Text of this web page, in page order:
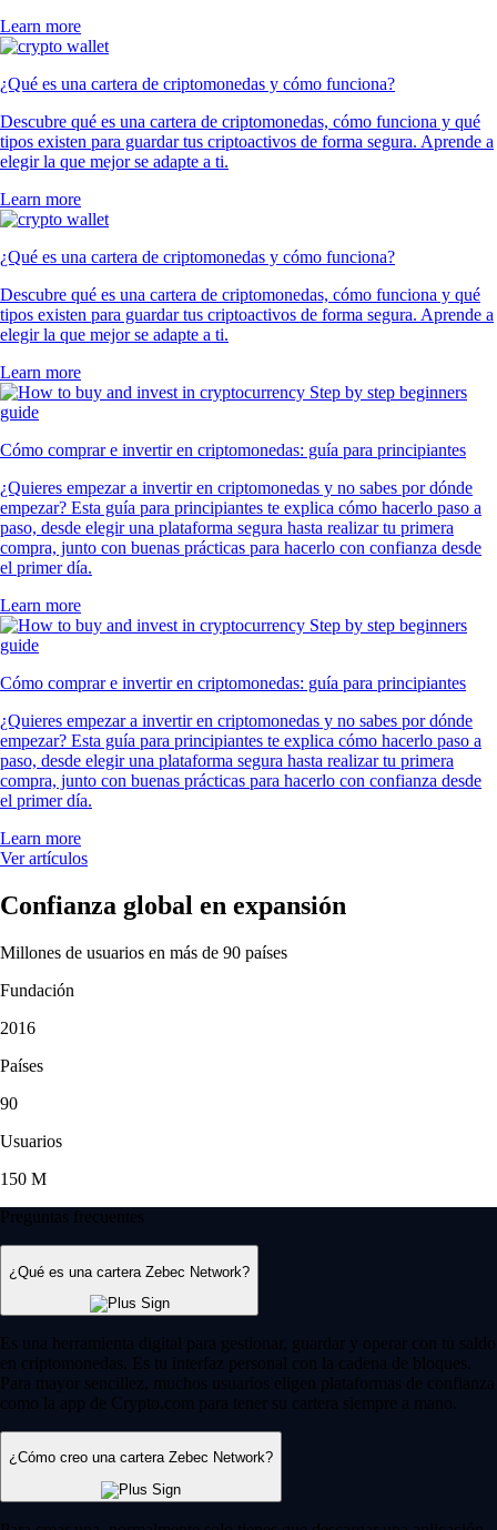
Learn more
¿Qué es una cartera de criptomonedas y cómo funciona?
Descubre qué es una cartera de criptomonedas, cómo funciona y qué
tipos existen para guardar tus criptoactivos de forma segura. Aprende a
elegir la que mejor se adapte a ti.
Learn more
¿Qué es una cartera de criptomonedas y cómo funciona?
Descubre qué es una cartera de criptomonedas, cómo funciona y qué
tipos existen para guardar tus criptoactivos de forma segura. Aprende a
elegir la que mejor se adapte a ti.
Learn more
Cómo comprar e invertir en criptomonedas: guía para principiantes
¿Quieres empezar a invertir en criptomonedas y no sabes por dónde
empezar? Esta guía para principiantes te explica cómo hacerlo paso a
paso, desde elegir una plataforma segura hasta realizar tu primera
compra, junto con buenas prácticas para hacerlo con confianza desde
el primer día.
Learn more
Cómo comprar e invertir en criptomonedas: guía para principiantes
¿Quieres empezar a invertir en criptomonedas y no sabes por dónde
empezar? Esta guía para principiantes te explica cómo hacerlo paso a
paso, desde elegir una plataforma segura hasta realizar tu primera
compra, junto con buenas prácticas para hacerlo con confianza desde
el primer día.
Learn more
Ver artículos
Confianza global en expansión
Millones de usuarios en más de 90 países
Fundación
2016
Países
90
Usuarios
150 M
Preguntas frecuentes
¿Qué es una cartera Zebec Network?
Es una herramienta digital para gestionar, guardar y operar con tu saldo
en criptomonedas. Es tu interfaz personal con la cadena de bloques.
Para mayor sencillez, muchos usuarios eligen plataformas de confianza
como la app de Crypto.com para tener su cartera siempre a mano.
¿Cómo creo una cartera Zebec Network?